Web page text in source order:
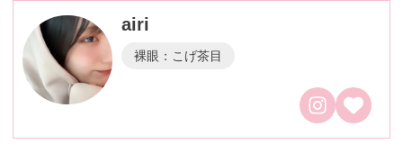
airi
裸眼：こげ茶目